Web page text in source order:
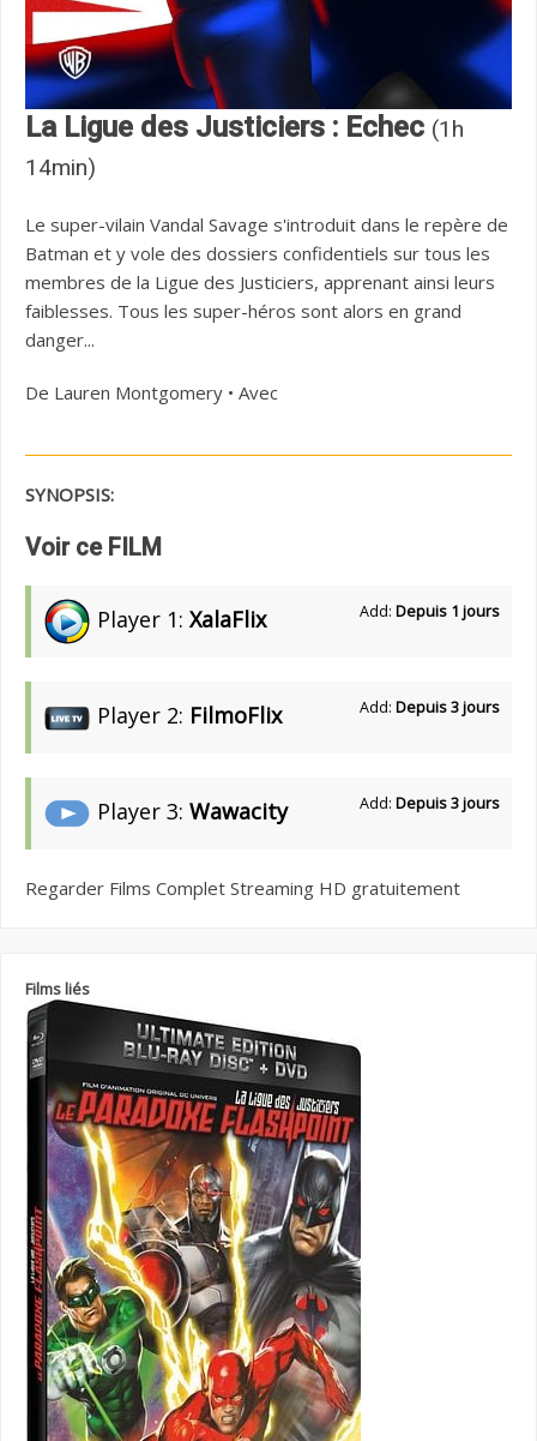
La Ligue des Justiciers : Echec (1h
14min)
Le super-vilain Vandal Savage s'introduit dans le repère de
Batman et y vole des dossiers confidentiels sur tous les
membres de la Ligue des Justiciers, apprenant ainsi leurs
faiblesses. Tous les super-héros sont alors en grand
danger...
De Lauren Montgomery • Avec
SYNOPSIS:
Voir ce FILM
Player 1: XalaFlix Add: Depuis 1 jours
Player 2: FilmoFlix Add: Depuis 3 jours
Player 3: Wawacity Add: Depuis 3 jours
Regarder Films Complet Streaming HD gratuitement
Films liés